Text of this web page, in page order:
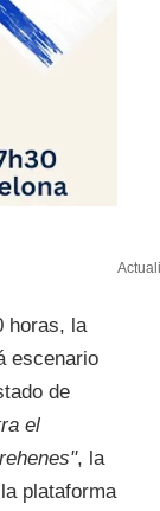
horas, la
escenario
de
el
, la
plataforma